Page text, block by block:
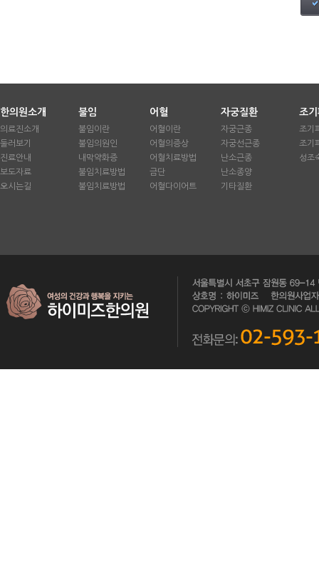
한의원소개
의료진소개
둘러보기
진료안내
보도자료
오시는길
불임
불임이란
불임의원인
내막약화증
불임치료방법
불임치료방법
어혈
어혈이란
어혈의증상
어혈치료방법
금단
어혈다이어트
자궁질환
자궁근종
자궁선근종
난소근종
난소종양
기타질환
조
조기
조기
성조